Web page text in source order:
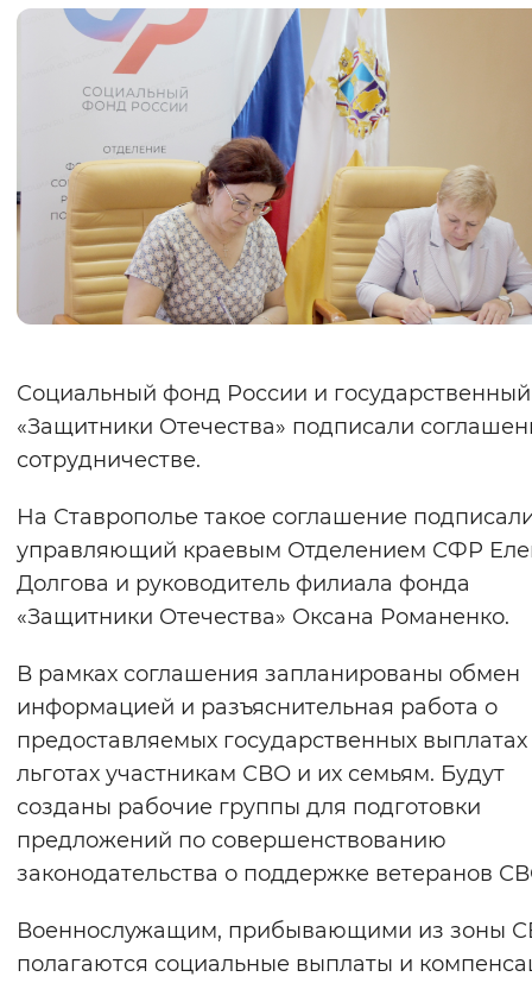
Цвет сайта
Монохромный Инверсивный
Синий фон
Изображения
Включены Выключены
Звуковой ассистент
Вернуть стандартные настройки
Социальный фонд России и
«Защитники Отечества» подписали
сотрудничестве.
На Ставрополье такое соглашение
управляющий краевым Отделением СФР
Долгова и руководитель филиала фонда
«Защитники Отечества» Оксана Романенко.
В рамках соглашения запланированы обмен
информацией и разъяснительная работа о
предоставляемых государственных
льготах участникам СВО и их семьям. Будут
созданы рабочие группы для подготовки
предложений по совершенствованию
законодательства о поддержке ветеранов
Военнослужащим, прибывающими из зоны
полагаются социальные выплаты и